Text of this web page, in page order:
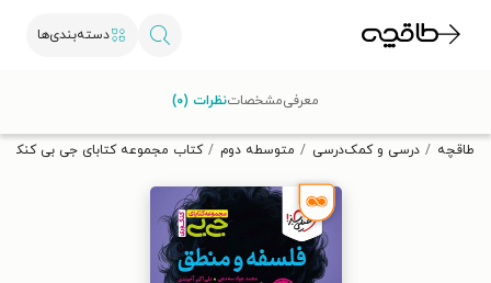
دسته‌بندی‌ها
تخفیف از طاقچه دریافت کن.
طاقچه درسی و کمک‌درسی متوسطه دوم کتاب مجموعه کتابای جی بی
معرفیمشخصاتنظرات (۰)